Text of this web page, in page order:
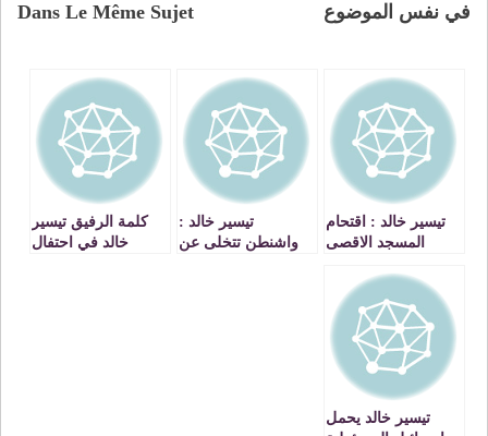
Dans Le Même Sujet في نفس الموضوع
تيسير خالد : اقتحام
المسجد الاقصى
ترعاه حكومة
اسرائيل
تيسير خالد :
واشنطن تتخلى عن
كلمة الرفيق تيسير
خالد في احتفال
تيسير خالد يحمل